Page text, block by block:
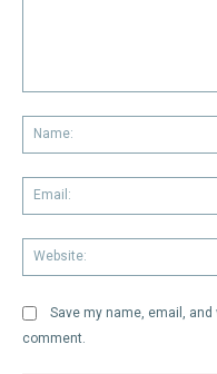
Save my name, email,
comment.